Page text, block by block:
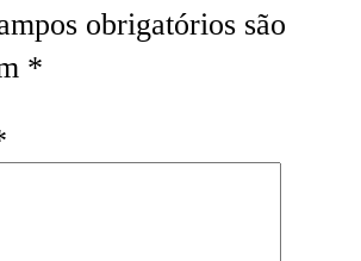
obrigatórios são
*